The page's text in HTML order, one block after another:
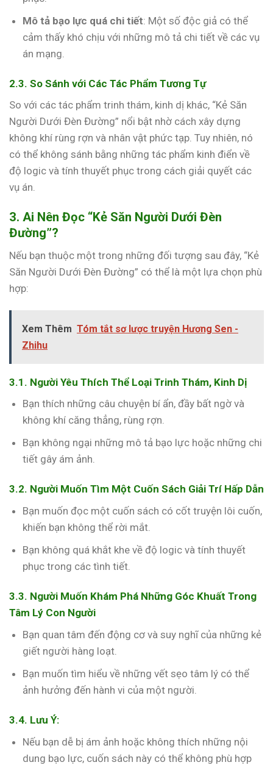
Mô tả bạo lực quá chi tiết: Một số độc giả có thể
cảm thấy khó chịu với những mô tả chi tiết về các vụ
án mạng.
2.3. So Sánh với Các Tác Phẩm Tương Tự
So với các tác phẩm trinh thám, kinh dị khác, “Kẻ Săn
Người Dưới Đèn Đường” nổi bật nhờ cách xây dựng
không khí rùng rợn và nhân vật phức tạp. Tuy nhiên, nó
có thể không sánh bằng những tác phẩm kinh điển về
độ logic và tính thuyết phục trong cách giải quyết các
vụ án.
3. Ai Nên Đọc “Kẻ Săn Người Dưới Đèn
Đường”?
Nếu bạn thuộc một trong những đối tượng sau đây, “Kẻ
Săn Người Dưới Đèn Đường” có thể là một lựa chọn phù
hợp:
Xem Thêm Tóm tắt sơ lược truyện Hương Sen -
Zhihu
3.1. Người Yêu Thích Thể Loại Trinh Thám, Kinh Dị
Bạn thích những câu chuyện bí ẩn, đầy bất ngờ và
không khí căng thẳng, rùng rợn.
Bạn không ngại những mô tả bạo lực hoặc những chi
tiết gây ám ảnh.
3.2. Người Muốn Tìm Một Cuốn Sách Giải Trí Hấp Dẫn
Bạn muốn đọc một cuốn sách có cốt truyện lôi cuốn,
khiến bạn không thể rời mắt.
Bạn không quá khắt khe về độ logic và tính thuyết
phục trong các tình tiết.
3.3. Người Muốn Khám Phá Những Góc Khuất Trong
Tâm Lý Con Người
Bạn quan tâm đến động cơ và suy nghĩ của những kẻ
giết người hàng loạt.
Bạn muốn tìm hiểu về những vết sẹo tâm lý có thể
ảnh hưởng đến hành vi của một người.
3.4. Lưu Ý:
Nếu bạn dễ bị ám ảnh hoặc không thích những nội
dung bạo lực, cuốn sách này có thể không phù hợp